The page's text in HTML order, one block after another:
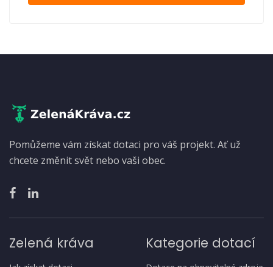
Pomůžeme vám získat dotaci pro váš projekt. Ať už
chcete změnit svět nebo vaši obec.
Zelená kráva Kategorie dotací